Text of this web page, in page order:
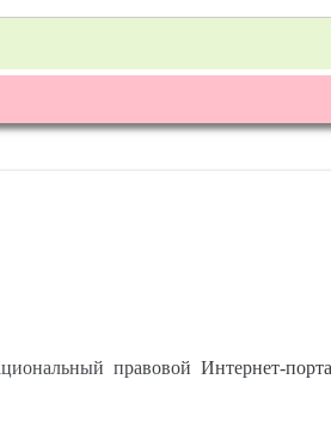
правовой Интернет-